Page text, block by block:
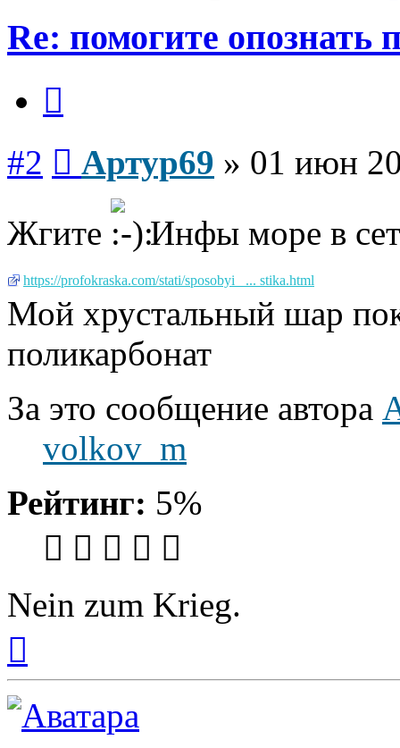
Re: помогите опознать
#2 Артур69 » 01 июн
Жгите
Инфы море в
https://profokraska.com/stati/sposobyi_ ... stika.html
Мой хрустальный шар
поликарбонат
За это сообщение автора
volkov_m
Рейтинг: 5%
Nein zum Krieg.
началу